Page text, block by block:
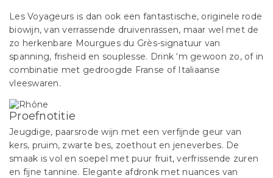
Les Voyageurs is dan ook een fantastische, originele rode
biowijn, van verrassende druivenrassen, maar wel met de
zo herkenbare Mourgues du Grès-signatuur van
spanning, frisheid en souplesse. Drink ‘m gewoon zo, of in
combinatie met gedroogde Franse of Italiaanse
vleeswaren.
Proefnotitie
Jeugdige, paarsrode wijn met een verfijnde geur van
kers, pruim, zwarte bes, zoethout en jeneverbes. De
smaak is vol en soepel met puur fruit, verfrissende zuren
en fijne tannine. Elegante afdronk met nuances van